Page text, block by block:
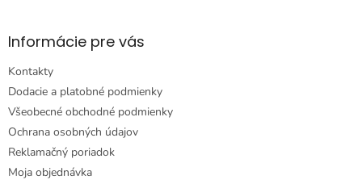
Informácie pre vás
Kontakty
Dodacie a platobné podmienky
Všeobecné obchodné podmienky
Ochrana osobných údajov
Reklamačný poriadok
Moja objednávka